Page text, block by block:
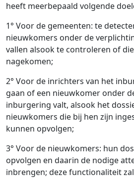
heeft meerbepaald volgende
1° Voor de gemeenten: te
nieuwkomers onder de
vallen alsook te controleren of
nagekomen;
2° Voor de inrichters van het
gaan of een nieuwkomer onder
inburgering valt, alsook het
nieuwkomers die bij hen zijn
kunnen opvolgen;
3° Voor de nieuwkomers: hun
opvolgen en daarin de nodige
inbrengen; deze functionaliteit